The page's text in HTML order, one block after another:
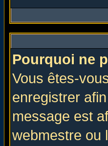
Pourquoi ne
Vous êtes-
enregistrer
message est
webmestre ou